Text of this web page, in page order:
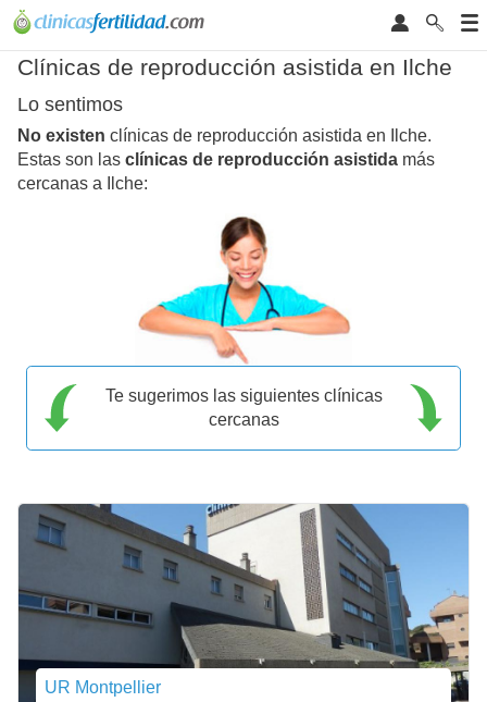
Clínicas de reproducción asistida en Ilche
Lo sentimos
No existen clínicas de reproducción asistida en Ilche.
Estas son las clínicas de reproducción asistida más
cercanas a Ilche:
Te sugerimos las siguientes clínicas
cercanas
UR Montpellier